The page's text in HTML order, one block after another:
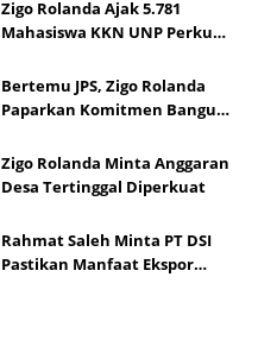
Zigo Rolanda Ajak 5.781
Mahasiswa KKN UNP Perkuat
Pangan, dan Mitigasi Bencana
Sumbar
Bertemu JPS, Zigo Rolanda
Paparkan Komitmen Bangun
Zigo Rolanda Minta Anggaran
Desa Tertinggal Diperkuat
Rahmat Saleh Minta PT DSI
Pastikan Manfaat Ekspor